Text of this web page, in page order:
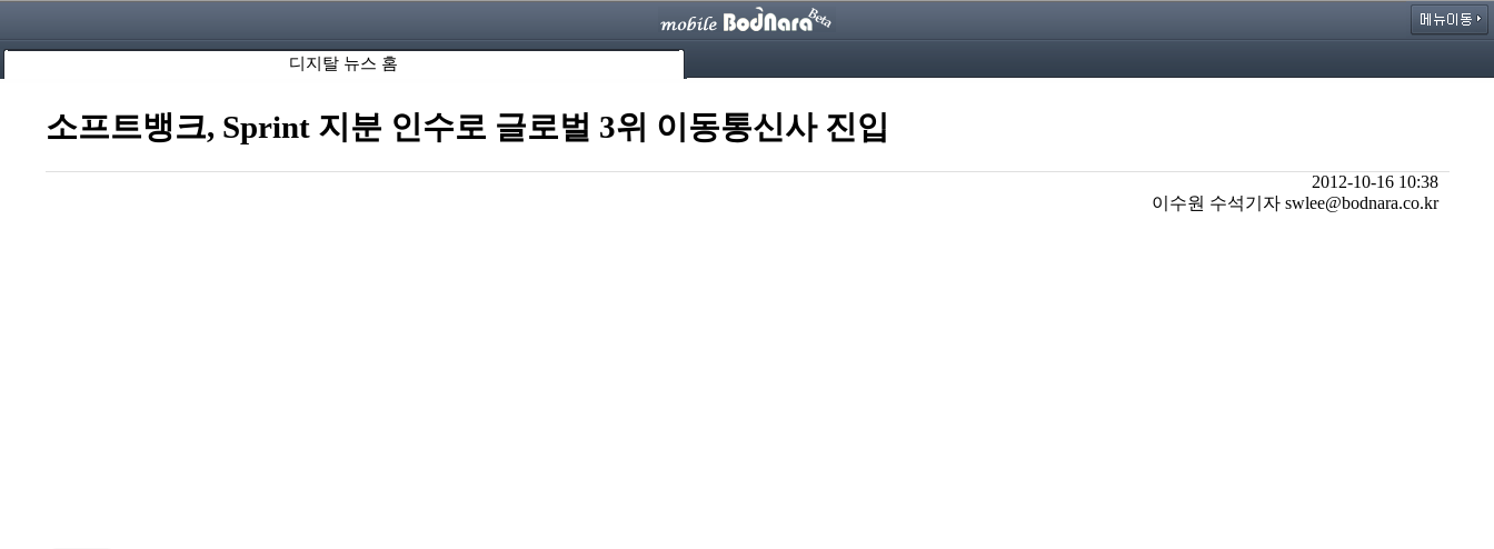
디지탈 뉴스 홈
소프트뱅크, Sprint 지분 인수로 글로벌 3위 이동통신사 진입
2012-10-16 10:38
이수원 수석기자 swlee@bodnara.co.kr